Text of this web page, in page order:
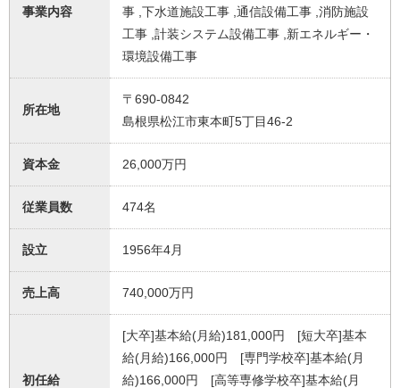
事業内容
事 ,下水道施設工事 ,通信設備工事 ,消防施設
工事 ,計装システム設備工事 ,新エネルギー・
環境設備工事
所在地
〒690-0842
島根県松江市東本町5丁目46-2
資本金 26,000万円
従業員数 474名
設立 1956年4月
売上高 740,000万円
初任給
[大卒]基本給(月給)181,000円 [短大卒]基本
給(月給)166,000円 [専門学校卒]基本給(月
給)166,000円 [高等専修学校卒]基本給(月